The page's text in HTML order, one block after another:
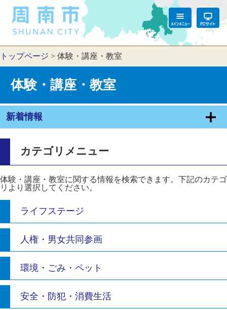
トップページ > 体験・講座・教室
体験・講座・教室
新着情報
カテゴリメニュー
体験・講座・教室に関する情報を検索できます。下記のカテゴ
リより選択してください。
ライフステージ
人権・男女共同参画
環境・ごみ・ペット
安全・防犯・消費生活